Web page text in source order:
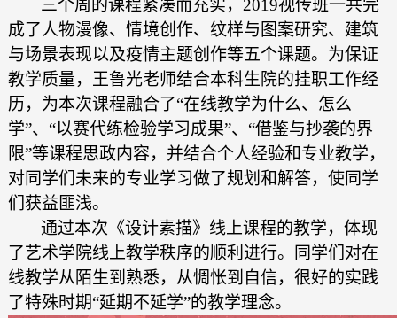
三个周的课程紧凑而充实， 2019视传班一共完
成了人物漫像、情境创作、纹样与图案研究、建筑
与场景表现以及疫情主题创作等五个课题。 为保证
教学质量， 王鲁光老师结合本科生院的挂职工作经
历， 为本次课程融合了“在线教学为什么、怎么
学”、“以赛代练检验学习成果”、“借鉴与抄袭的界
限”等课程思政内容， 并结合个人经验和专业教学，
对同学们未来的专业学习做了规划和解答，使同学
们获益匪浅。
通过本次 《设计素描》线上课程的教学， 体现
了艺术学院线上教学秩序的顺利进行。 同学们 对在
线教学从陌生到 熟悉， 从惆怅到自信，很好的实践
了特殊时期“延期不延学”的教学理念。